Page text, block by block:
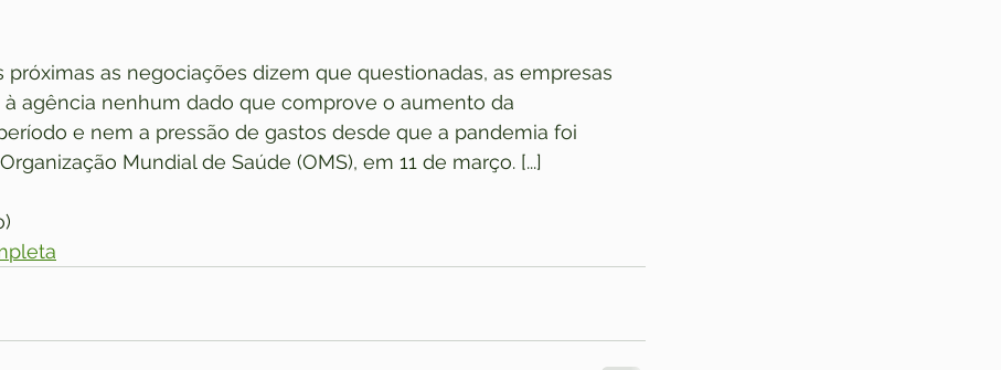
as negociações dizem que questionadas, as empresas
à agência nenhum dado que comprove o aumento da
e nem a pressão de gastos desde que a pandemia foi
Mundial de Saúde (OMS), em 11 de março. [...]